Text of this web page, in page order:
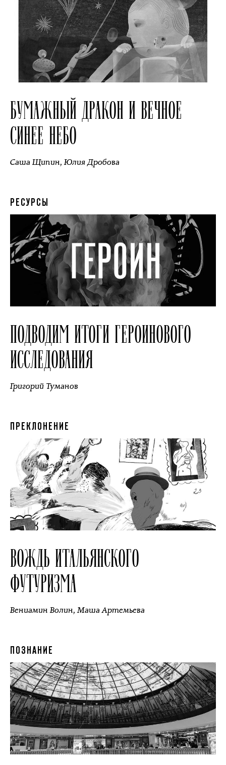
БУМАЖНЫЙ ДРАКОН И ВЕЧНОЕ
СИНЕЕ НЕБО
Саша Щипин,Юлия Дробова
РЕСУРСЫ
ПОДВОДИМ ИТОГИ ГЕРОИНОВОГО
ИССЛЕДОВАНИЯ
Григорий Туманов
ПРЕКЛОНЕНИЕ
ВОЖДЬ ИТАЛЬЯНСКОГО
ФУТУРИЗМА
Вениамин Волин,Маша Артемьева
ПОЗНАНИЕ